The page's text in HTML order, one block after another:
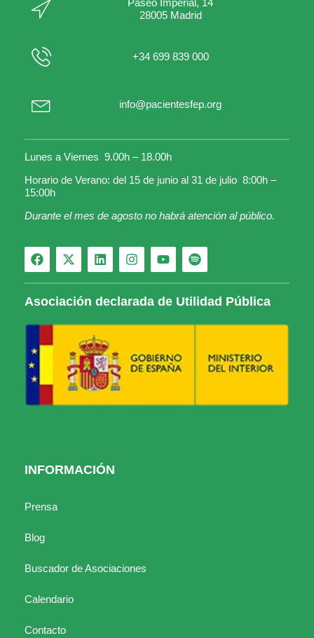
28005 Madrid
+34 699 839 000
info@pacientesfep.org
Lunes a Viernes 9.00h – 18.00h
Horario de Verano: del 15 de junio al 31 de julio 8:00h –
15:00h
Durante el mes de agosto no habrá atención al público.
Asociación declarada de Utilidad Pública
INFORMACIÓN
Prensa
Blog
Buscador de Asociaciones
Calendario
Contacto